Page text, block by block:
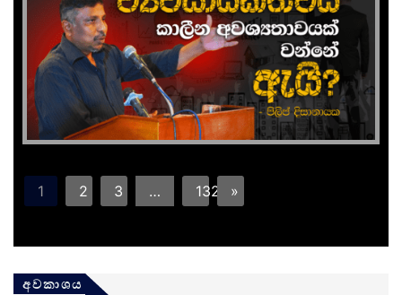
1 2 3 … 132 »
අවකාශය